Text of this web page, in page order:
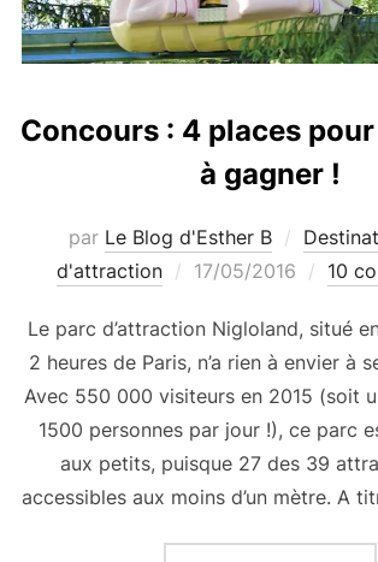
Concours : 4 places
à gagner !
par Le Blog d'Esther B
d'attraction
Publié
17/05/2016 10
Le parc d’attraction Nigloland, situé
2 heures de Paris, n’a rien à envier à
Avec 550 000 visiteurs en 2015 (soit
1500 personnes par jour !), ce parc
aux petits, puisque 27 des 39
accessibles aux moins d’un mètre. A